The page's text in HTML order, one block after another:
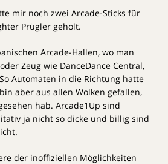
mir noch zwei Arcade-Sticks für
Prügler geholt.
Arcade-Hallen, wo man
Zeug wie DanceDance Central,
Automaten in die Richtung hatte
aber aus allen Wolken gefallen,
hab. Arcade1Up sind
ja nicht so dicke und billig sind
der inoffiziellen Möglichkeiten